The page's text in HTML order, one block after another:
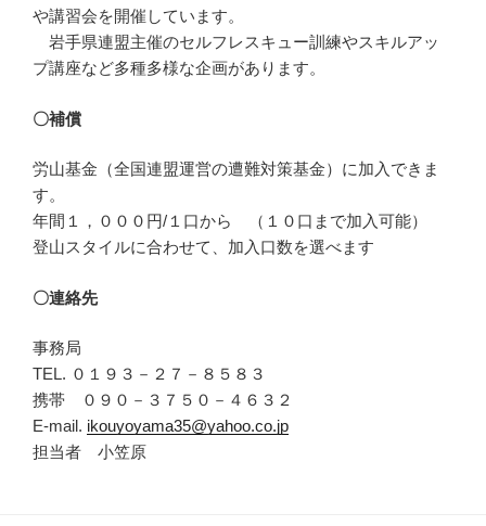
や講習会を開催しています。
岩手県連盟主催のセルフレスキュー訓練やスキルアッ
プ講座など多種多様な企画があります。
〇補償
労山基金（全国連盟運営の遭難対策基金）に加入できま
す。
年間１，０００円/１口から （１０口まで加入可能）
登山スタイルに合わせて、加入口数を選べます
〇連絡先
事務局
TEL. ０１９３－２７－８５８３
携帯 ０９０－３７５０－４６３２
E-mail. ikouyoyama35@yahoo.co.jp
担当者 小笠原